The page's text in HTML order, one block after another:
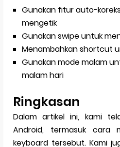
Gunakan fitur auto-
mengetik
Gunakan swipe untuk
Menambahkan shortcut
Gunakan mode malam
malam hari
Ringkasan
Dalam artikel ini, kami
Android, termasuk cara
keyboard tersebut. Kami